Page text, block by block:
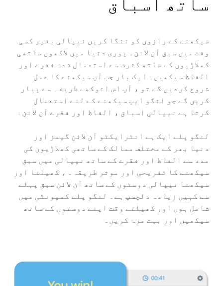
سیکھنے کے رازوں کو ننگا کریں نیپالی بغیر کسی
وقت میں سبق آن لائن۔ پوری دنیا میں لاکھوں ساتھی
کھلاڑیوں کے ساتھ کثرت سے استعمال شدہ فقرے اور
الفاظ سیکھیں۔ ایک بار جب آپ سیکھنے کا عمل
شروع کردیں گے تو ، آپ اس انوکھے طریقہ سے پیار
کریں گے جو لنگو ایپ سیکھنے کے لئے استعمال
کرتا ہے نیپالی اسباق ، الفاظ اور فقرے آن لائن۔
لنگو پلے ایک ہے انٹرایکٹو آن لائن گیمز اور
دنیا بھر کے مختلف ممالک کے ساتھی کھلاڑیوں کی
مدد سے الفاظ اور فقرے کے ساتھ نیپالی میں سبق
سیکھنے کا تفریحی اور موثر طریقہ۔ ، کھیلنا اور
سیکھنا نیپالی دوستوں کے ساتھ آن لائن سبق پہلے
سے کہیں زیادہ دلچسپ ہے۔ لنگو پلے کمیونٹی میں
شامل ہوں اور کھیلتے وقت اپنے دوستوں کے ساتھ
سیکھیں اور بہت مزہ کریں۔